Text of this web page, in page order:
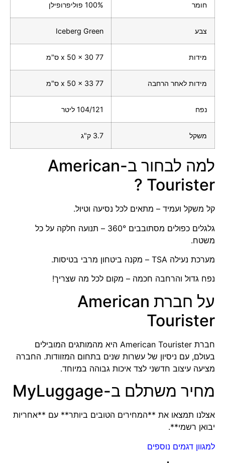
חומר 100% פוליפרופילן
צבע Iceberg Green
מידות 77 x 50 x 30 ס"מ
מידות לאחר הרחבה 77 x 50 x 33 ס"מ
נפח 104/121 ליטר
משקל 3.7 ק"ג
למה לבחור ב-American
Tourister ?
קל משקל ועמיד – מתאים לכל נסיעה וטיול.
גלגלים כפולים מסתובבים 360°
– תנועה חלקה על כל
משטח.
מערכת נעילה TSA
– מקנה ביטחון מרבי בטיסות.
נפח גדול והרחבה חכמה – מקום לכל מה שצריך!
על חברת American
Tourister
חברת American Tourister היא מהמותגים המובילים
בעולם, עם ניסיון של עשרות שנים בתחום המזוודות. החברה
מציעה עיצוב חדשני לצד איכות גבוהה במיוחד.
מחיר משתלם ב-MyLuggage
אצלנו תמצאו את **המחירים הטובים ביותר** עם **אחריות
יבואן רשמי**.
למגוון דגמים נוספים